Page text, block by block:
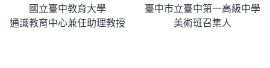
國立臺中教育大學
通識教育中心兼任助理教授
臺中市立臺中第一高級中學
美術班召集人